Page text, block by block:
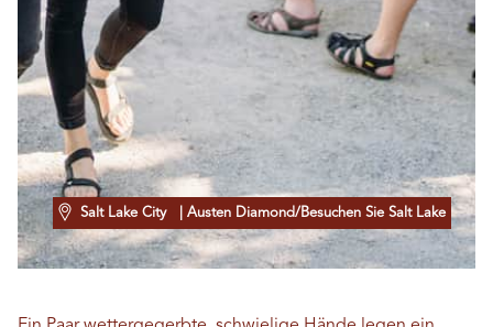
Salt Lake City | Austen Diamond/Besuchen Sie Salt Lake